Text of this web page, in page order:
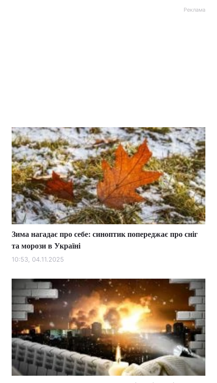
Реклама
Зима нагадає про себе: синоптик попереджає про сніг
та морози в Україні
10:53, 04.11.2025